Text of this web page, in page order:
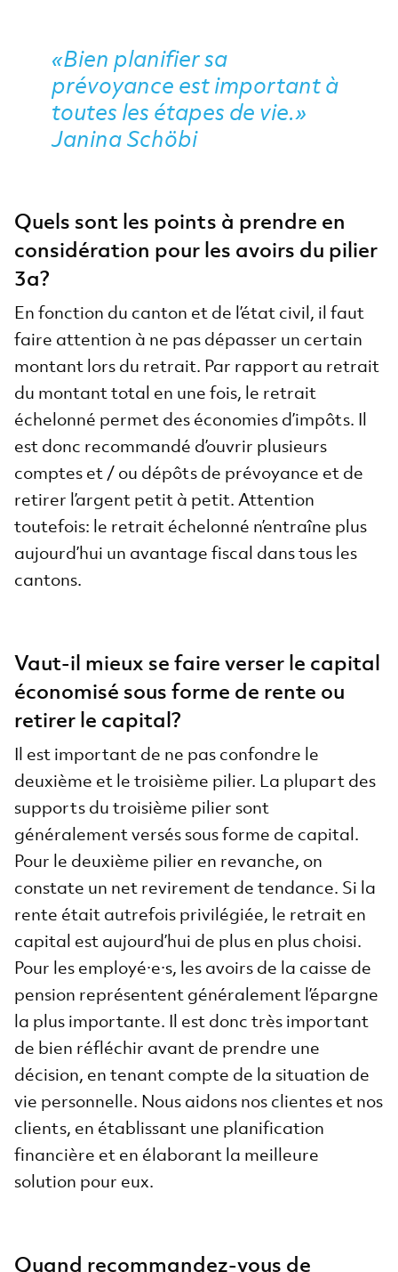
«Bien planifier sa
prévoyance est important à
toutes les étapes de vie.»
Janina Schöbi
Quels sont les points à prendre en
considération pour les avoirs du pilier
3a?
En fonction du canton et de l’état civil, il faut
faire attention à ne pas dépasser un certain
montant lors du retrait. Par rapport au retrait
du montant total en une fois, le retrait
échelonné permet des économies d’impôts. Il
est donc recommandé d’ouvrir plusieurs
comptes et / ou dépôts de prévoyance et de
retirer l’argent petit à petit. Attention
toutefois: le retrait échelonné n’entraîne plus
aujourd’hui un avantage fiscal dans tous les
cantons.
Vaut-il mieux se faire verser le capital
économisé sous forme de rente ou
retirer le capital?
Il est important de ne pas confondre le
deuxième et le troisième pilier. La plupart des
supports du troisième pilier sont
généralement versés sous forme de capital.
Pour le deuxième pilier en revanche, on
constate un net revirement de tendance. Si la
rente était autrefois privilégiée, le retrait en
capital est aujourd’hui de plus en plus choisi.
Pour les employé·e·s, les avoirs de la caisse de
pension représentent généralement l’épargne
la plus importante. Il est donc très important
de bien réfléchir avant de prendre une
décision, en tenant compte de la situation de
vie personnelle. Nous aidons nos clientes et nos
clients, en établissant une planification
financière et en élaborant la meilleure
solution pour eux.
Quand recommandez-vous de